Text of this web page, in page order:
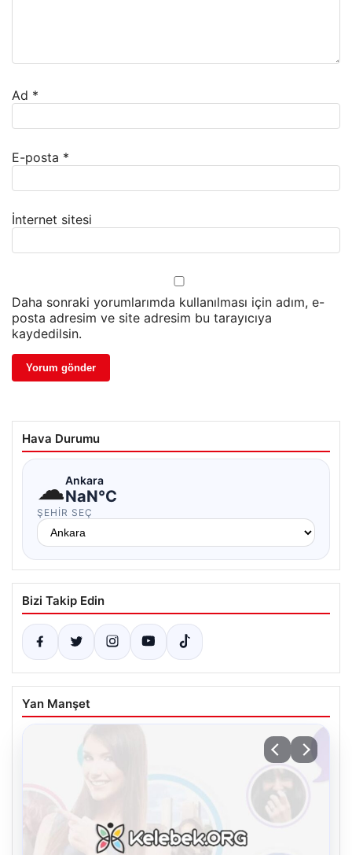
Ad *
E-posta *
İnternet sitesi
Daha sonraki yorumlarımda kullanılması için adım, e-
posta adresim ve site adresim bu tarayıcıya
kaydedilsin.
Hava Durumu
☁Ankara
NaN°C
ŞEHIR SEÇ
Bizi Takip Edin
Yan Manşet